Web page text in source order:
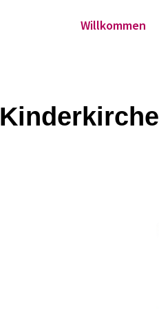
Willkommen
Kinderkirche